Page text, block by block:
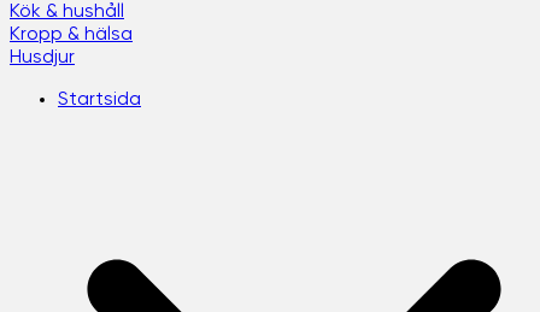
Kök & hushåll
Kropp & hälsa
Husdjur
Startsida